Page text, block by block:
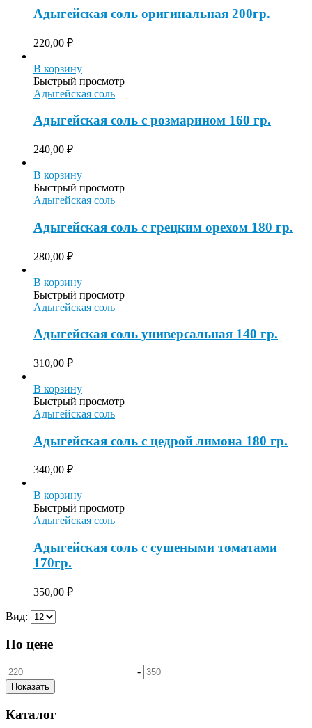
Адыгейская соль оригинальная 200гр.
220,00 ₽
В корзину
Быстрый просмотр
Адыгейская соль
Адыгейская соль с розмарином 160 гр.
240,00 ₽
В корзину
Быстрый просмотр
Адыгейская соль
Адыгейская соль с грецким орехом 180 гр.
280,00 ₽
В корзину
Быстрый просмотр
Адыгейская соль
Адыгейская соль универсальная 140 гр.
310,00 ₽
В корзину
Быстрый просмотр
Адыгейская соль
Адыгейская соль с цедрой лимона 180 гр.
340,00 ₽
В корзину
Быстрый просмотр
Адыгейская соль
Адыгейская соль с сушеными томатами
170гр.
350,00 ₽
Вид:
По цене
-
Показать
Каталог